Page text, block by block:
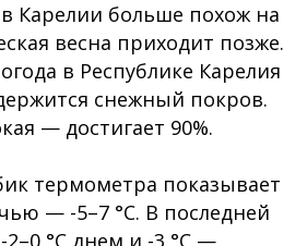
Карелии больше похож на
весна приходит позже.
в Республике Карелия
снежный покров.
— достигает 90%.
термометра показывает
— -5–7 °C. В последней
2–0 °C днем и -3 °C —